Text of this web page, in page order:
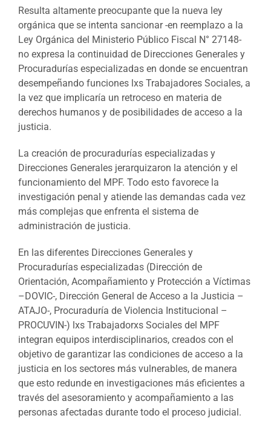
Resulta altamente preocupante que la nueva ley
orgánica que se intenta sancionar -en reemplazo a la
Ley Orgánica del Ministerio Público Fiscal N° 27148-
no expresa la continuidad de Direcciones Generales y
Procuradurías especializadas en donde se encuentran
desempeñando funciones lxs Trabajadores Sociales, a
la vez que implicaría un retroceso en materia de
derechos humanos y de posibilidades de acceso a la
justicia.
La creación de procuradurías especializadas y
Direcciones Generales jerarquizaron la atención y el
funcionamiento del MPF. Todo esto favorece la
investigación penal y atiende las demandas cada vez
más complejas que enfrenta el sistema de
administración de justicia.
En las diferentes Direcciones Generales y
Procuradurías especializadas (Dirección de
Orientación, Acompañamiento y Protección a Víctimas
–DOVIC-, Dirección General de Acceso a la Justicia –
ATAJO-, Procuraduría de Violencia Institucional –
PROCUVIN-) lxs Trabajadorxs Sociales del MPF
integran equipos interdisciplinarios, creados con el
objetivo de garantizar las condiciones de acceso a la
justicia en los sectores más vulnerables, de manera
que esto redunde en investigaciones más eficientes a
través del asesoramiento y acompañamiento a las
personas afectadas durante todo el proceso judicial.